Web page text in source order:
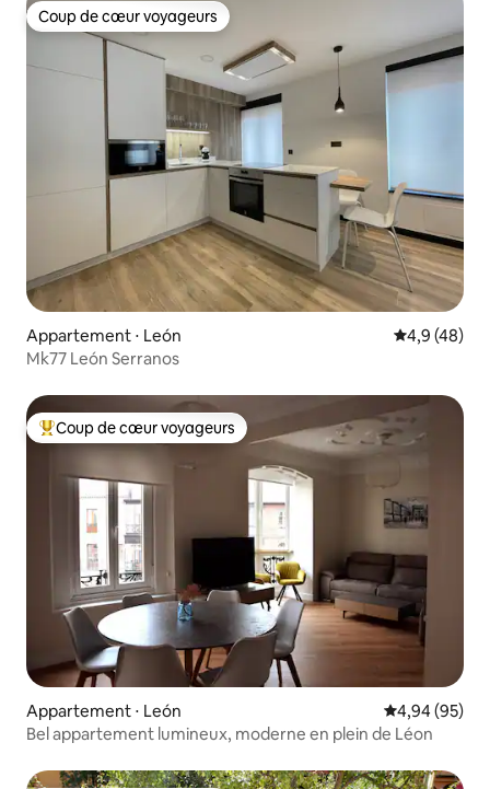
Coup de cœur voyageurs
Coup de cœur voyageurs
Appartement ⋅ León Évaluation
4,9 (48)
Mk77 León Serranos
Coups de cœur voyageurs les plus appréciés
Coup de cœur voyageurs
Appartement ⋅ León Évaluation
4,94 (95)
Bel appartement lumineux, moderne en plein de Léon